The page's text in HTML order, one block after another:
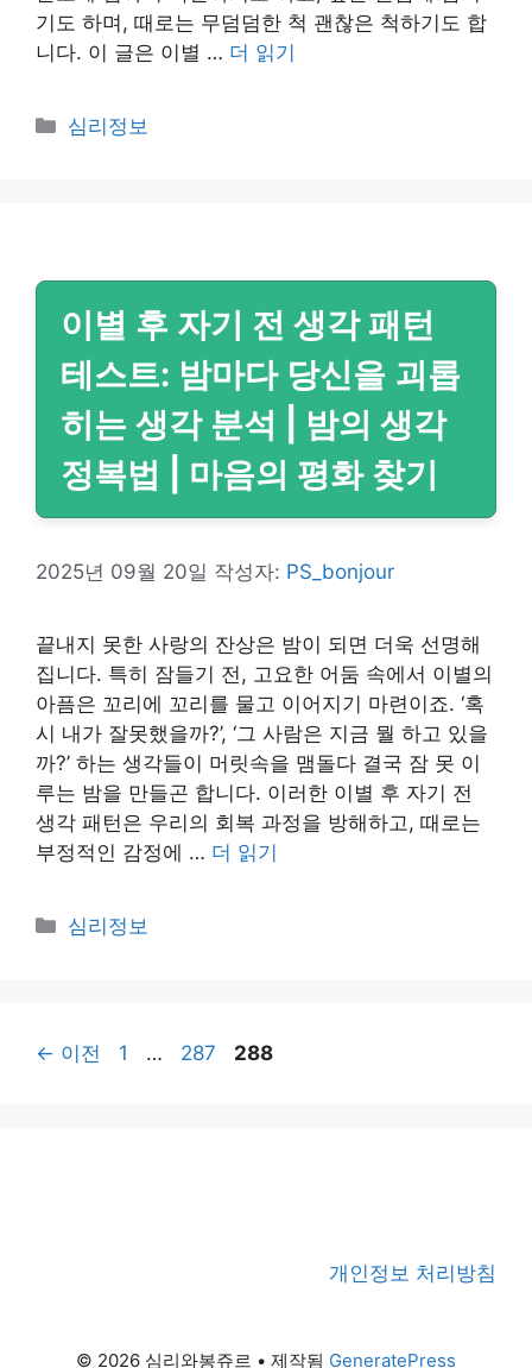
기도 하며, 때로는 무덤덤한 척 괜찮은 척하기도 합
니다. 이 글은 이별 … 더 읽기
카
심리정보
이별 후 자기 전 생각 패턴
테스트: 밤마다 당신을 괴롭
히는 생각 분석 | 밤의 생각
정복법 | 마음의 평화 찾기
2025년 09월 20일 작성자: PS_bonjour
끝내지 못한 사랑의 잔상은 밤이 되면 더욱 선명해
집니다. 특히 잠들기 전, 고요한 어둠 속에서 이별의
아픔은 꼬리에 꼬리를 물고 이어지기 마련이죠. ‘혹
시 내가 잘못했을까?’, ‘그 사람은 지금 뭘 하고 있을
까?’ 하는 생각들이 머릿속을 맴돌다 결국 잠 못 이
루는 밤을 만들곤 합니다. 이러한 이별 후 자기 전
생각 패턴은 우리의 회복 과정을 방해하고, 때로는
부정적인 감정에 … 더 읽기
카
심리정보
← 이전
페
1 …
페
287
페
288
개인정보 처리방침
© 2026 심리와봉쥬르 • 제작됨 GeneratePress